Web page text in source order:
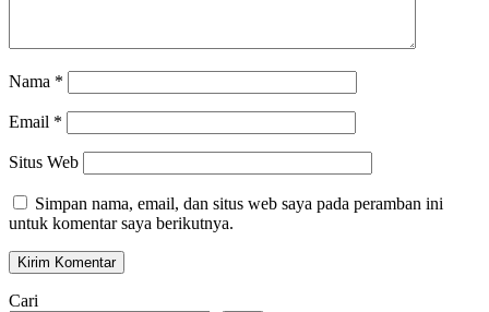
Nama *
Email *
Situs Web
Simpan nama, email, dan situs web saya pada peramban ini
untuk komentar saya berikutnya.
Cari